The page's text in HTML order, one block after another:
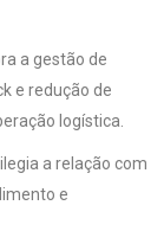
a gestão de
e redução de
logística.
a relação com
e